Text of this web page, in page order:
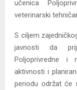
učenica
veterinarski
S ciljem
javnosti da
Poljoprivredne i
aktivnosti i
periodu održat će